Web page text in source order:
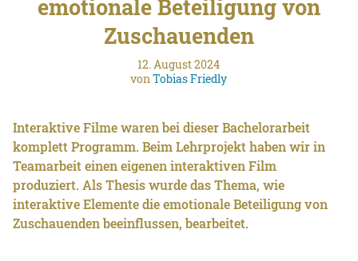
emotionale Beteiligung von
Zuschauenden
12. August 2024
vonTobias Friedly
Interaktive Filme waren bei dieser Bachelorarbeit
komplett Programm. Beim Lehrprojekt haben wir in
Teamarbeit einen eigenen interaktiven Film
produziert. Als Thesis wurde das Thema, wie
interaktive Elemente die emotionale Beteiligung von
Zuschauenden beeinflussen, bearbeitet.